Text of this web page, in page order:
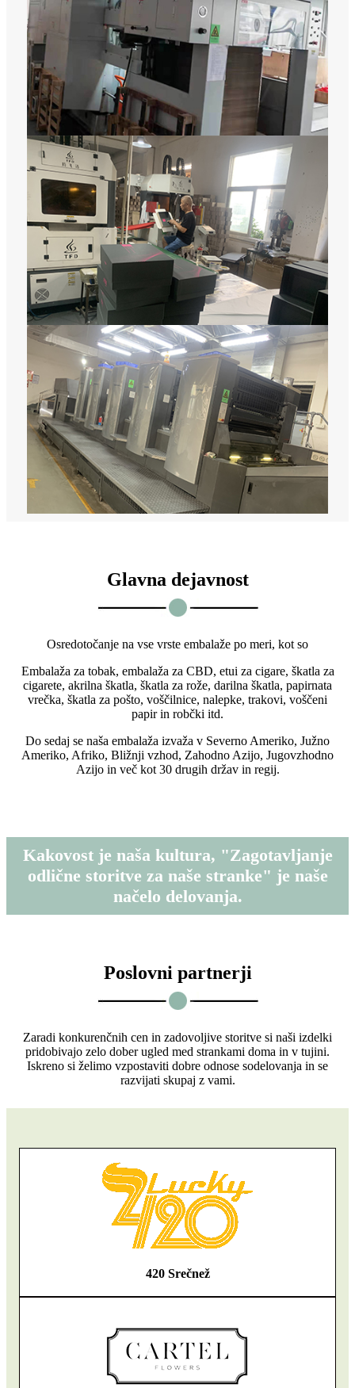
Glavna dejavnost
Osredotočanje na vse vrste embalaže po meri, kot so
Embalaža za tobak, embalaža za CBD, etui za cigare, škatla za
cigarete, akrilna škatla, škatla za rože, darilna škatla, papirnata
vrečka, škatla za pošto, voščilnice, nalepke, trakovi, voščeni
papir in robčki itd.
Do sedaj se naša embalaža izvaža v Severno Ameriko, Južno
Ameriko, Afriko, Bližnji vzhod, Zahodno Azijo, Jugovzhodno
Azijo in več kot 30 drugih držav in regij.
Kakovost je naša kultura, "Zagotavljanje
odlične storitve za naše stranke" je naše
načelo delovanja.
Poslovni partnerji
Zaradi konkurenčnih cen in zadovoljive storitve si naši izdelki
pridobivajo zelo dober ugled med strankami doma in v tujini.
Iskreno si želimo vzpostaviti dobre odnose sodelovanja in se
razvijati skupaj z vami.
420 Srečnež